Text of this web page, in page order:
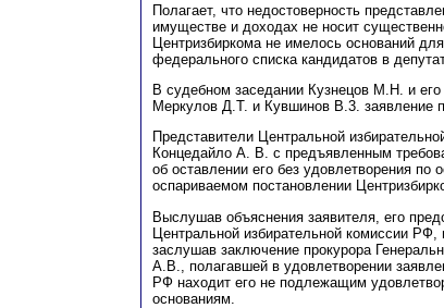
Полагает, что недостоверность
имуществе и доходах не носит
Центризбиркома не имелось оснований
федерального списка кандидатов в
В судебном заседании Кузнецов М.Н. и
Меркулов Д.Т. и Кувшинов В.3. заявление
Представители Центральной
Концедайло А. В. с предъявленным
об оставлении его без удовлетворения
оспариваемом постановлении
Выслушав объяснения заявителя, его
Центральной избирательной комиссии
заслушав заключение прокурора
А.В ., полагавшей в удовлетворении
РФ находит его не подлежащим
основаниям.